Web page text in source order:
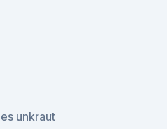
unkraut